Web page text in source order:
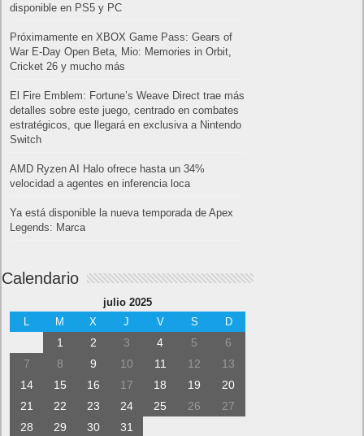
disponible en PS5 y PC
Próximamente en XBOX Game Pass: Gears of
War E-Day Open Beta, Mio: Memories in Orbit,
Cricket 26 y mucho más
El Fire Emblem: Fortune’s Weave Direct trae más
detalles sobre este juego, centrado en combates
estratégicos, que llegará en exclusiva a Nintendo
Switch
AMD Ryzen AI Halo ofrece hasta un 34%
velocidad a agentes en inferencia loca
Ya está disponible la nueva temporada de Apex
Legends: Marca
Calendario
julio 2025
M X J V S D
1 2 3 4 5
6
7
8 9 10 11 12
13
14
15 16 17 18 19
20
21
22 23 24 25 26
27
28
29 30 31